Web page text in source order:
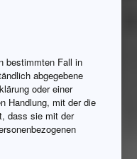
bestimmten Fall in
abgegebene
oder einer
Handlung, mit der die
dass sie mit der